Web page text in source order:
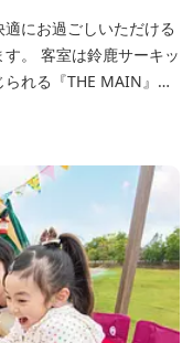
にお過ごしいただける
。 客室は鈴鹿サーキッ
れる『THE MAIN』を
ビーにやさしいこだわ
コチラファミリールー
ています。 また、お子